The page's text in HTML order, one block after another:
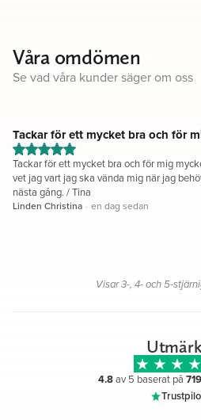
Våra omdömen
Se vad våra kunder säger om oss
Tackar för ett mycket bra och för
Tackar för ett mycket bra och för mig
vet jag vart jag ska vända mig när jag
nästa gång. / Tina
Linden Christina · en dag sedan
Visar 3-, 4- och 5-
4.8av 5 baserat på